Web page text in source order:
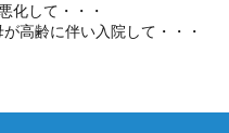
化して・・・
が高齢に伴い入院して・・・